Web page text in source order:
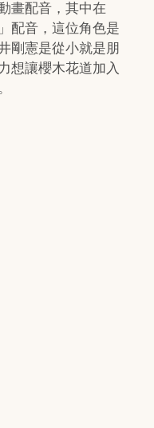
畫配音，其中在
配音，這位角色是
剛憲是從小就是朋
想讓櫻木花道加入